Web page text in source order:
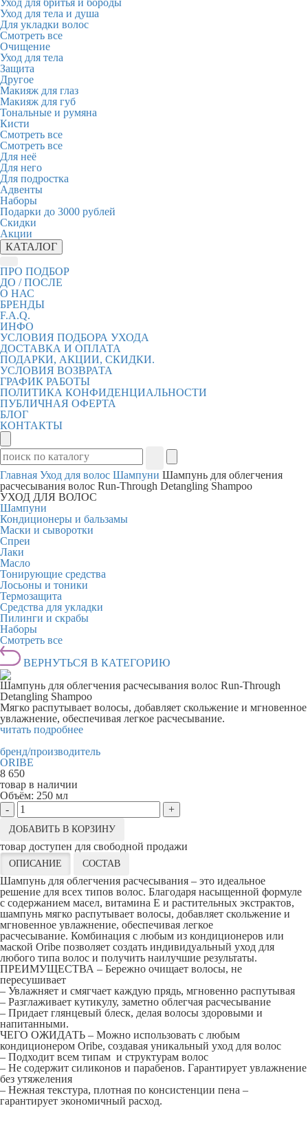
Уход для бритья и бороды
Уход для тела и душа
Для укладки волос
Смотреть все
Очищение
Уход для тела
Защита
Другое
Макияж для глаз
Макияж для губ
Тональные и румяна
Кисти
Смотреть все
Смотреть все
Для неё
Для него
Для подростка
Адвенты
Наборы
Подарки до 3000 рублей
Скидки
Акции
КАТАЛОГ
ПРО ПОДБОР
ДО / ПОСЛЕ
О НАС
БРЕНДЫ
F.A.Q.
ИНФО
УСЛОВИЯ ПОДБОРА УХОДА
ДОСТАВКА И ОПЛАТА
ПОДАРКИ, АКЦИИ, СКИДКИ.
УСЛОВИЯ ВОЗВРАТА
ГРАФИК РАБОТЫ
ПОЛИТИКА КОНФИДЕНЦИАЛЬНОСТИ
ПУБЛИЧНАЯ ОФЕРТА
БЛОГ
КОНТАКТЫ
Главная Уход для волос Шампуни Шампунь для облегчения
расчесывания волос Run-Through Detangling Shampoo
УХОД ДЛЯ ВОЛОС
Шампуни
Кондиционеры и бальзамы
Маски и сыворотки
Спреи
Лаки
Масло
Тонирующие средства
Лосьоны и тоники
Термозащита
Средства для укладки
Пилинги и скрабы
Наборы
Смотреть все
ВЕРНУТЬСЯ В КАТЕГОРИЮ
Шампунь для облегчения расчесывания волос Run-Through
Detangling Shampoo
Мягко распутывает волосы, добавляет скольжение и мгновенное
увлажнение, обеспечивая легкое расчесывание.
читать подробнее
бренд/производитель
ORIBE
8 650
товар в наличии
Объём: 250 мл
-
+
ДОБАВИТЬ В КОРЗИНУ
товар доступен для свободной продажи
ОПИСАНИЕ СОСТАВ
Шампунь для облегчения расчесывания – это идеальное
решение для всех типов волос. Благодаря насыщенной формуле
с содержанием масел, витамина Е и растительных экстрактов,
шампунь мягко распутывает волосы, добавляет скольжение и
мгновенное увлажнение, обеспечивая легкое
расчесывание. Комбинация с любым из кондиционеров или
маской Oribe позволяет создать индивидуальный уход для
любого типа волос и получить наилучшие результаты.
ПРЕИМУЩЕСТВА – Бережно очищает волосы, не
пересушивает
– Увлажняет и смягчает каждую прядь, мгновенно распутывая
– Разглаживает кутикулу, заметно облегчая расчесывание
– Придает глянцевый блеск, делая волосы здоровыми и
напитанными.
ЧЕГО ОЖИДАТЬ – Можно использовать с любым
кондиционером Oribe, создавая уникальный уход для волос
– Подходит всем типам и структурам волос
– Не содержит силиконов и парабенов. Гарантирует увлажнение
без утяжеления
– Нежная текстура, плотная по консистенции пена –
гарантирует экономичный расход.